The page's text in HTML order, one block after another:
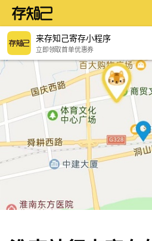
来存知己寄存小程序
立即领取首单优惠券